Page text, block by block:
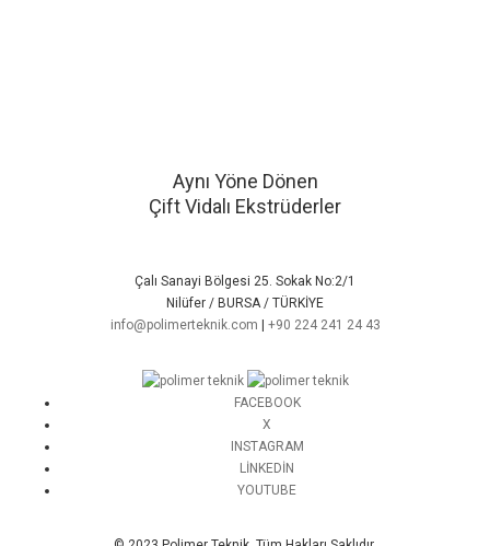
Aynı Yöne Dönen
Çift Vidalı Ekstrüderler
Çalı Sanayi Bölgesi 25. Sokak No:2/1
Nilüfer / BURSA / TÜRKİYE
info@polimerteknik.com
+90 224 241 24 43
FACEBOOK
X
INSTAGRAM
LINKEDIN
YOUTUBE